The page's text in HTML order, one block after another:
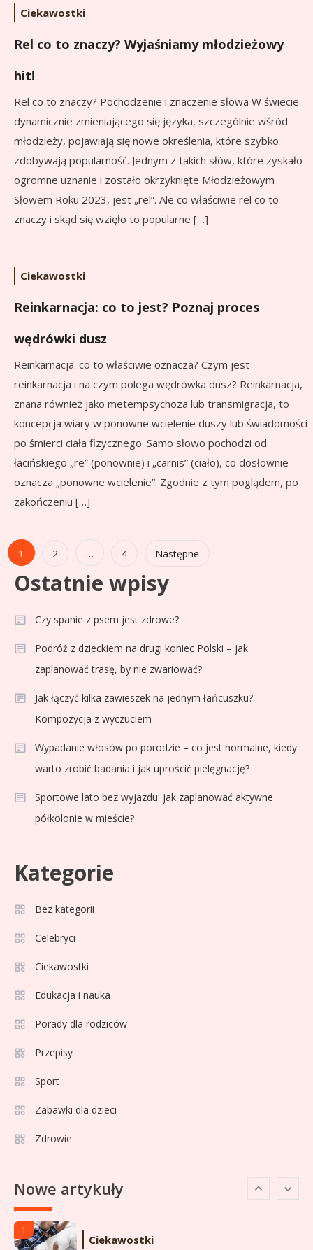
Ciekawostki
Rel co to znaczy? Wyjaśniamy młodzieżowy
hit!
Rel co to znaczy? Pochodzenie i znaczenie słowa W świecie
dynamicznie zmieniającego się języka, szczególnie wśród
młodzieży, pojawiają się nowe określenia, które szybko
zdobywają popularność. Jednym z takich słów, które zyskało
ogromne uznanie i zostało okrzyknięte Młodzieżowym
Słowem Roku 2023, jest „rel”. Ale co właściwie rel co to
znaczy i skąd się wzięło to popularne […]
Ciekawostki
Reinkarnacja: co to jest? Poznaj proces
wędrówki dusz
Reinkarnacja: co to właściwie oznacza? Czym jest
reinkarnacja i na czym polega wędrówka dusz? Reinkarnacja,
znana również jako metempsychoza lub transmigracja, to
koncepcja wiary w ponowne wcielenie duszy lub świadomości
po śmierci ciała fizycznego. Samo słowo pochodzi od
łacińskiego „re” (ponownie) i „carnis” (ciało), co dosłownie
oznacza „ponowne wcielenie”. Zgodnie z tym poglądem, po
zakończeniu […]
Stronicowanie
wpisów
1 2 … 4 Następne
Ostatnie wpisy
Czy spanie z psem jest zdrowe?
Podróż z dzieckiem na drugi koniec Polski – jak
zaplanować trasę, by nie zwariować?
Jak łączyć kilka zawieszek na jednym łańcuszku?
Kompozycja z wyczuciem
Wypadanie włosów po porodzie – co jest normalne, kiedy
warto zrobić badania i jak uprościć pielęgnację?
Sportowe lato bez wyjazdu: jak zaplanować aktywne
półkolonie w mieście?
Kategorie
Bez kategorii
Celebryci
Ciekawostki
Edukacja i nauka
Porady dla rodziców
Przepisy
Sport
Zabawki dla dzieci
Zdrowie
Nowe artykuły
Adam Zdrójkowski wiek:
Adamek wiek: ile lat ma legenda
6
aktorce i jej karierze
1
Ciekawostki